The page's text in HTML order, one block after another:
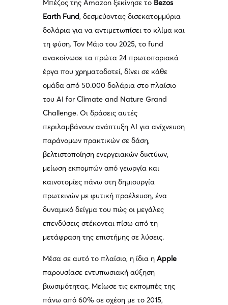
Μπέζος της Amazon ξεκίνησε το Bezos
Earth Fund, δεσμεύοντας δισεκατομμύρια
δολάρια για να αντιμετωπίσει το κλίμα και
τη φύση. Τον Μάιο του 2025, το fund
ανακοίνωσε τα πρώτα 24 πρωτοποριακά
έργα που χρηματοδοτεί, δίνει σε κάθε
ομάδα από 50.000 δολάρια στο πλαίσιο
του AI for Climate and Nature Grand
Challenge. Οι δράσεις αυτές
περιλαμβάνουν ανάπτυξη AI για ανίχνευση
παράνομων πρακτικών σε δάση,
βελτιστοποίηση ενεργειακών δικτύων,
μείωση εκπομπών από γεωργία και
καινοτομίες πάνω στη δημιουργία
πρωτεινών με φυτική προέλευση, ένα
δυναμικό δείγμα του πώς οι μεγάλες
επενδύσεις στέκονται πίσω από τη
μετάφραση της επιστήμης σε λύσεις.
Μέσα σε αυτό το πλαίσιο, η ίδια ηApple
παρουσίασε εντυπωσιακή αύξηση
βιωσιμότητας. Μείωσε τις εκπομπές της
πάνω από 60% σε σχέση με το 2015,